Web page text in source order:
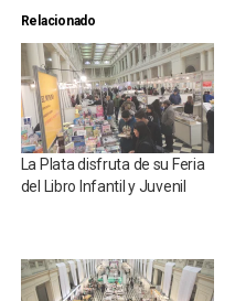
Relacionado
La Plata disfruta de su Feria
del Libro Infantil y Juvenil